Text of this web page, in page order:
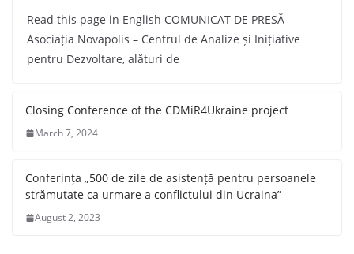
Read this page in English COMUNICAT DE PRESĂ
Asociația Novapolis – Centrul de Analize și Inițiative
pentru Dezvoltare, alături de
Closing Conference of the CDMiR4Ukraine project
March 7, 2024
Conferința „500 de zile de asistență pentru persoanele
strămutate ca urmare a conflictului din Ucraina”
August 2, 2023